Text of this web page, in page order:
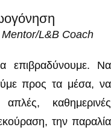
Mentor/L&B Coach
επιβραδύνουμε. Να
προς τα μέσα, να
καθημερινές
την παραλία